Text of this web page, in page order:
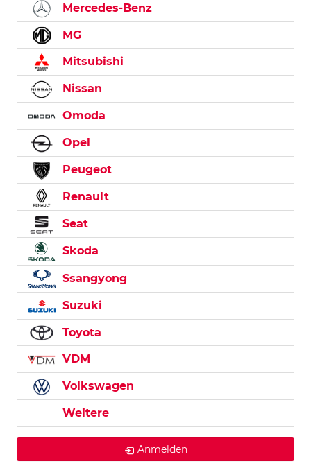
Mercedes-Benz
MG
Mitsubishi
Nissan
Omoda
Opel
Peugeot
Renault
Seat
Skoda
Ssangyong
Suzuki
Toyota
VDM
Volkswagen
Weitere
Anmelden